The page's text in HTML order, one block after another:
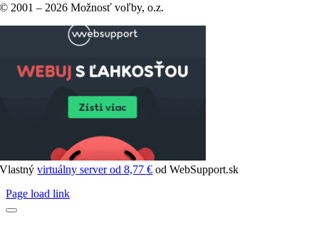
© 2001 – 2026 Možnosť voľby, o.z.
Vlastnývirtuálny server od 8,77 € od WebSupport.sk
Page load link